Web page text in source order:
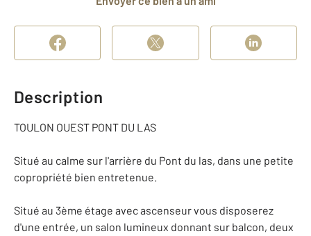
Description
TOULON OUEST PONT DU LAS
Situé au calme sur l'arrière du Pont du las, dans une petite
copropriété bien entretenue.
Situé au 3ème étage avec ascenseur vous disposerez
d'une entrée, un salon lumineux donnant sur balcon, deux